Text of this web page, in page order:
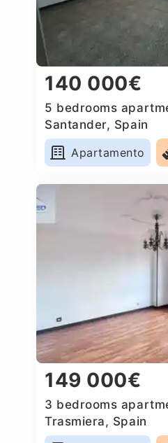
140 000€
5 bedrooms
Santander, Spain
Apartamento
149 000€
3 bedrooms
Trasmiera, Spain